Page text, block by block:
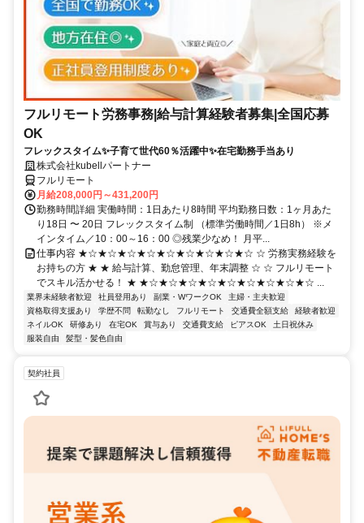
フルリモート労務事務|給与計算経験者募集|全国応募
OK
フレックスタイム✨子育て世代60％活躍中✨在宅勤務手当あり
株式会社kubellパートナー
フルリモート
月給208,000円～431,200円
勤務時間詳細 実働時間：1日あたり8時間 平均勤務日数：1ヶ月あた
り18日 〜 20日 フレックスタイム制 （標準労働時間／1日8h） ※メ
インタイム／10：00～16：00 ◎残業少なめ！ 月平...
仕事内容 ★☆★☆★☆★☆★☆★☆★☆★☆★☆ ☆ 労務実務経験を
お持ちの方 ★ ★ 給与計算、勤怠管理、年末調整 ☆ ☆ フルリモート
でスキル活かせる！ ★ ★☆★☆★☆★☆★☆★☆★☆★☆★☆ ...
業界未経験者歓迎 社員登用あり 副業・WワークOK
主婦・主夫歓迎
資格取得支援あり
学歴不問 転勤なし フルリモート 交通費全額支給
経験者歓迎
ネイルOK
研修あり 在宅OK 賞与あり 交通費支給 ピアスOK
土日祝休み
服装自由
髪型・髪色自由
契約社員